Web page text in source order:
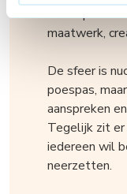
markt
maatwerk,
De sfeer is
poespas,
aanspreken
Tegelijk zit
iedereen wil
neerzetten.